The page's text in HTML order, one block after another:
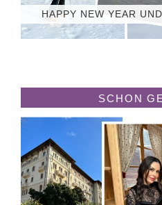
HAPPY NEW YEAR
SCHON